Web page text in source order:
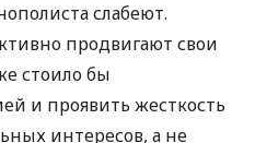
слабеют.
продвигают свои
стоило бы
и проявить жесткость
интересов, а не